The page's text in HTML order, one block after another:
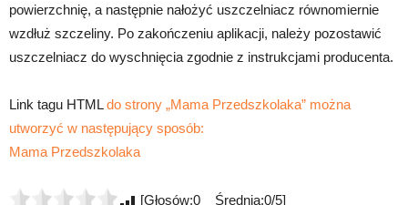
powierzchnię, a następnie nałożyć uszczelniacz równomiernie
wzdłuż szczeliny. Po zakończeniu aplikacji, należy pozostawić
uszczelniacz do wyschnięcia zgodnie z instrukcjami producenta.
Link tagu HTMLdo strony „Mama Przedszkolaka” można
utworzyć w następujący sposób:
Mama Przedszkolaka
[Głosów:0 Średnia:0/5]